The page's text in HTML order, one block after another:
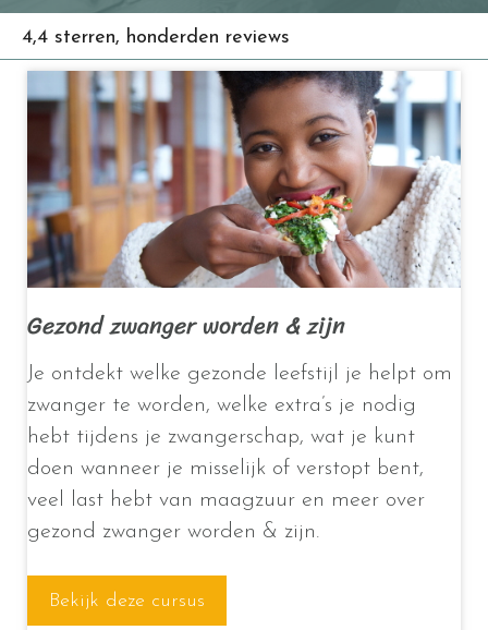
4,4 sterren, honderden reviews
Bijna altijd vergoed door verzekering
Gezond zwanger worden & zijn
Je ontdekt welke gezonde leefstijl je helpt om
zwanger te worden, welke extra’s je nodig
hebt tijdens je zwangerschap, wat je kunt
doen wanneer je misselijk of verstopt bent,
veel last hebt van maagzuur en meer over
gezond zwanger worden & zijn.
Bekijk deze cursus